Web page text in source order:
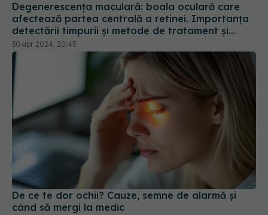
Degenerescența maculară: boala oculară care
afectează partea centrală a retinei. Importanța
detectării timpurii și metode de tratament și
prevenție
30 apr 2024, 20:45
De ce te dor ochii? Cauze, semne de alarmă și
când să mergi la medic